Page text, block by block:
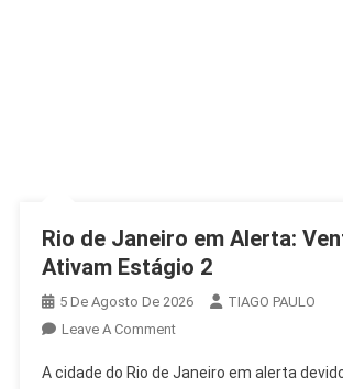
Rio de Janeiro em Alerta:
Ativam Estágio 2
5 De Agosto De 2026
TIAGO PAULO
Leave A CommentOn
De
A cidade do Rio de Janeiro em alerta